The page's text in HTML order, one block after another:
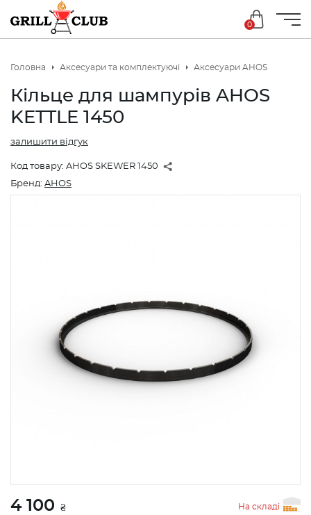
0
Головна Аксесуари та комплектуючі Аксесуари AHOS
Кільце для шампурів AHOS
KETTLE 1450
Код товару: AHOS SKEWER 1450
залишити відгук
Бренд: AHOS
4 100 ₴ На складі